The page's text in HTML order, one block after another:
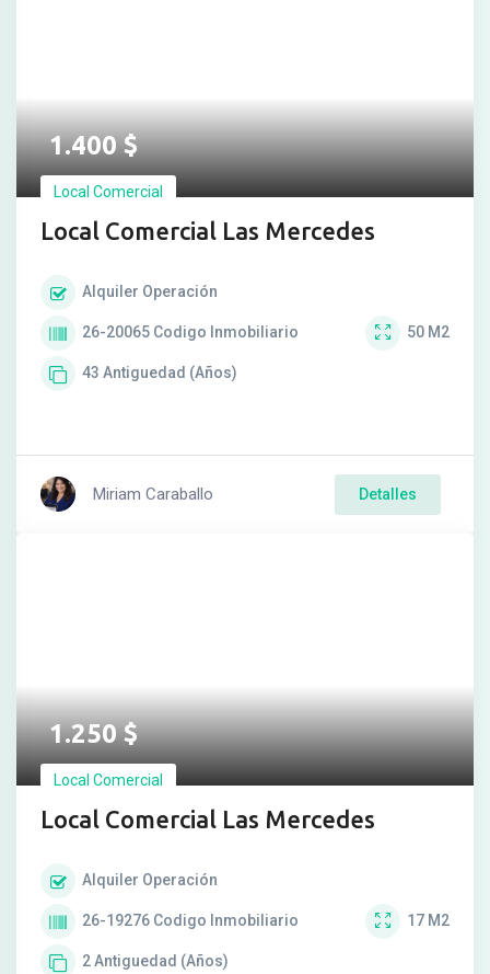
1.400$
Local Comercial
Local Comercial Las Mercedes
Alquiler Operación
26-20065 Codigo Inmobiliario 50 M2
43 Antiguedad (Años)
Miriam Caraballo Detalles
1.250$
Local Comercial
Local Comercial Las Mercedes
Alquiler Operación
26-19276 Codigo Inmobiliario 17 M2
2Antiguedad (Años)